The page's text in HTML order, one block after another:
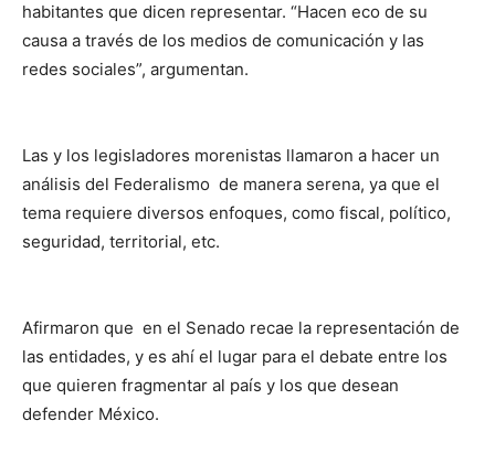
habitantes que dicen representar. “Hacen eco de su
causa a través de los medios de comunicación y las
redes sociales”, argumentan.
Las y los legisladores morenistas llamaron a hacer un
análisis del Federalismo de manera serena, ya que el
tema requiere diversos enfoques, como fiscal, político,
seguridad, territorial, etc.
Afirmaron que en el Senado recae la representación de
las entidades, y es ahí el lugar para el debate entre los
que quieren fragmentar al país y los que desean
defender México.